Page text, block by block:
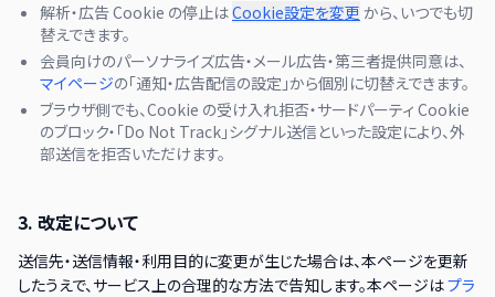
解析・広告 Cookie の停止はCookie設定を変更 から、いつでも切
替えできます。
会員向けのパーソナライズ広告・メール広告・第三者提供同意は、
マイページの「通知・広告配信の設定」から個別に切替えできます。
ブラウザ側でも、Cookie の受け入れ拒否・サードパーティ Cookie
のブロック・「Do Not Track」シグナル送信といった設定により、外
部送信を拒否いただけます。
3. 改定について
送信先・送信情報・利用目的に変更が生じた場合は、本ページを更新
したうえで、サービス上の合理的な方法で告知します。本ページはプラ